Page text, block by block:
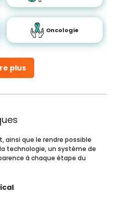
plus
Oncologie
que le rendre possible
technologie, un système de
à chaque étape du